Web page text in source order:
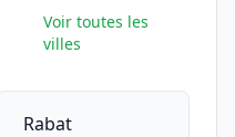
Voir toutes les
villes
Rabat